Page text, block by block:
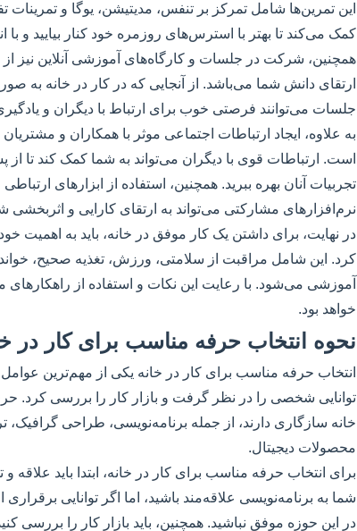
این تمرین‌ها شامل تمرکز بر تنفس، مدیتیشن، یوگا و تمرینات
کمک می‌کند تا بهتر با استرس‌های روزمره خود کنار بیایید و با
همچنین، شرکت در جلسات و کارگاه‌های آموزشی آنلاین نیز
ارتقای دانش شما می‌باشد. از آنجایی که در کار در خانه به
جلسات می‌توانند فرصتی خوب برای ارتباط با دیگران و
به علاوه، ایجاد ارتباطات اجتماعی موثر با همکاران و
است. ارتباطات قوی با دیگران می‌تواند به شما کمک کند تا از
تجربیات آنان بهره ببرید. همچنین، استفاده از ابزارهای
نرم‌افزارهای مشارکتی می‌تواند به ارتقای کارایی و اثربخشی
در نهایت، برای داشتن یک کار موفق در خانه، باید به اهمیت
کرد. این شامل مراقبت از سلامتی، ورزش، تغذیه صحیح،
آموزشی می‌شود. با رعایت این نکات و استفاده از
خواهد بود.
نحوه انتخاب حرفه مناسب برای کار در
انتخاب حرفه مناسب برای کار در خانه یکی از مهم‌ترین
توانایی شخصی را در نظر گرفت و بازار کار را بررسی کرد.
خانه سازگاری دارند، از جمله برنامه‌نویسی، طراحی
محصولات دیجیتال.
برای انتخاب حرفه مناسب برای کار در خانه، ابتدا باید
شما به برنامه‌نویسی علاقه‌مند باشید، اما اگر توانایی
در این حوزه موفق نباشید. همچنین، باید بازار کار را بررسی